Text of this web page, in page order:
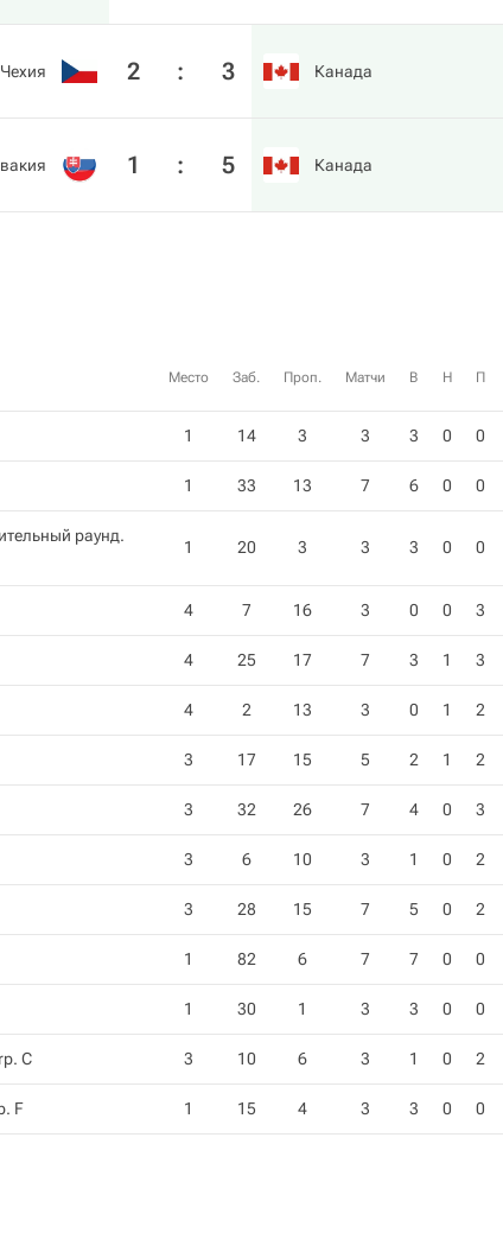
Чехия 2 : 3 Канада
1 : 5 Канада
Место Заб. Проп. Матчи В Н П
1 14 3 3 3 0 0
1 33 13 7 6 0 0
раунд.
1 20 3 3 3 0 0
4 7 16 3 0 0 3
4 25 17 7 3 1 3
4 2 13 3 0 1 2
3 17 15 5 2 1 2
3 32 26 7 4 0 3
3 6 10 3 1 0 2
3 28 15 7 5 0 2
1 82 6 7 7 0 0
1 30 1 3 3 0 0
C 3 10 6 3 1 0 2
F 1 15 4 3 3 0 0